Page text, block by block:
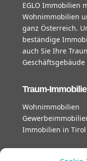
EGLO Immobilien
Wohnimmobilien
ganz Österreich.
beständige
auch Sie Ihre
Traum-
Wohnimmobilien
Immobilien in Tirol